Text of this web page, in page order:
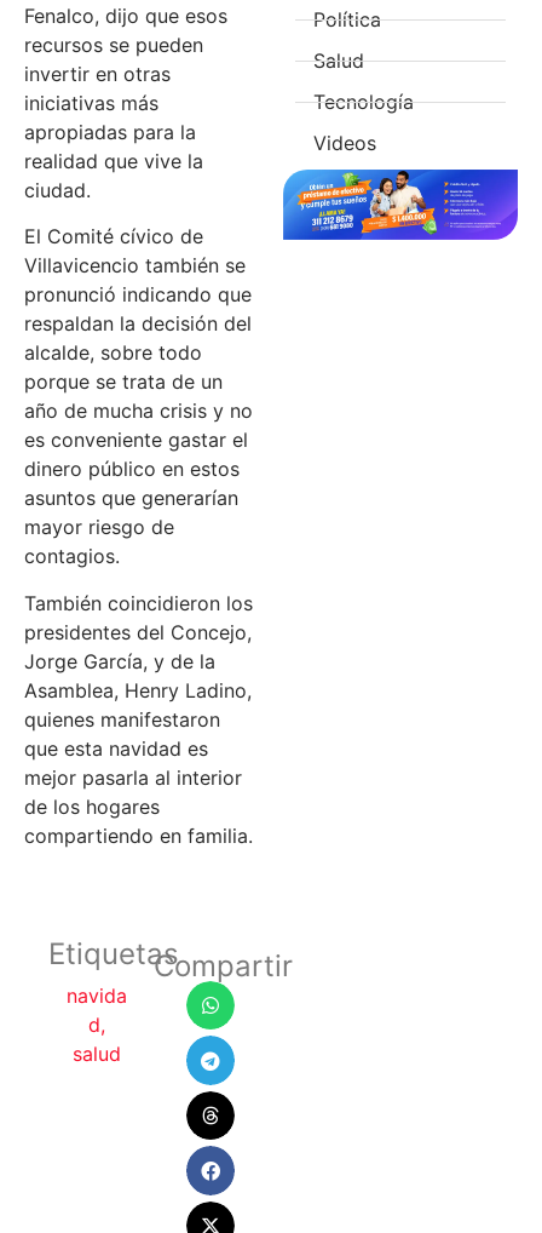
Fenalco, dijo que esos
recursos se pueden
invertir en otras
iniciativas más
apropiadas para la
realidad que vive la
ciudad.
El Comité cívico de
Villavicencio también se
pronunció indicando que
respaldan la decisión del
alcalde, sobre todo
porque se trata de un
año de mucha crisis y no
es conveniente gastar el
dinero público en estos
asuntos que generarían
mayor riesgo de
contagios.
También coincidieron los
presidentes del Concejo,
Jorge García, y de la
Asamblea, Henry Ladino,
quienes manifestaron
que esta navidad es
mejor pasarla al interior
de los hogares
compartiendo en familia.
Etiquetas
navida
d,
salud
Compartir
Política
Salud
Tecnología
Videos